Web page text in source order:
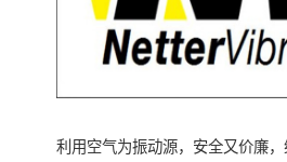
利用空气为振动源，安全又价廉，